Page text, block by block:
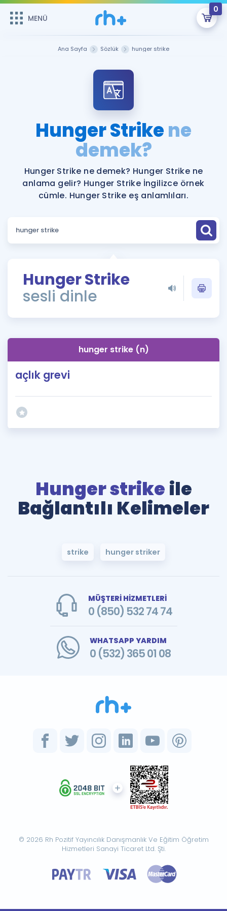
MENÜ
0
Şifremi Hatırlamıyorum
Sepetin Şu An Boş.
Remzi Hoca ile seni sınava hazırlayacak onlarca eğitim seni
bekliyor!
MENÜ
Katılımcı Görüşleri
Faydalı Araçlar
Ücretsiz Kaynaklar
Puan Hesaplama
ÖSYM Sınav Takvimi
Kampanyalar
İngilizce Gramer
İngilizce Gramer
Ana Sayfa Sözlük hunger strike
Hunger Strikene
demek?
Hunger Strike ne demek? Hunger Strike ne
anlama gelir? Hunger Strike İngilizce örnek
cümle. Hunger Strike eş anlamlıları.
Hunger Strike
sesli dinle
hunger strike (n)
açlık grevi
Hunger strike ile
Bağlantılı Kelimeler
strike hunger striker
MÜŞTERİ HİZMETLERİ
0 (850) 532 74 74
WHATSAPP YARDIM
0 (532) 365 01 08
© 2026 Rh Pozitif Yayıncılık Danışmanlık Ve Eğitim Öğretim
Hizmetleri Sanayi Ticaret Ltd. Şti.